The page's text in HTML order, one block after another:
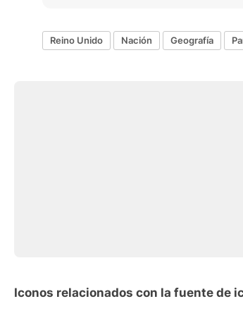
Reino Unido Nación Geografía
Iconos relacionados con la fuente de